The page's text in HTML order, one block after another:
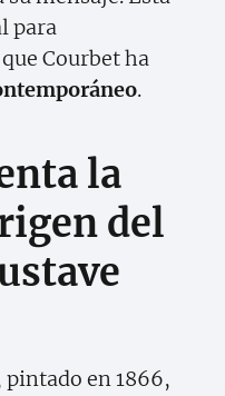
para
Courbet ha
.
la
del
en 1866,